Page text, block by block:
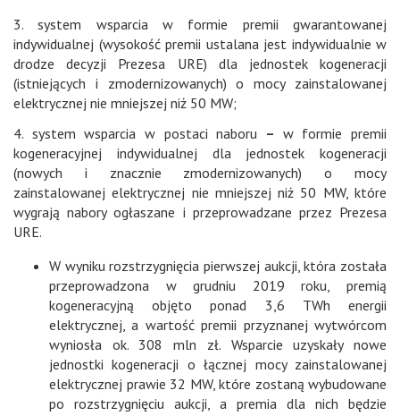
3. system wsparcia w formie premii gwarantowanej
indywidualnej (wysokość premii ustalana jest indywidualnie w
drodze decyzji Prezesa URE) dla jednostek kogeneracji
(istniejących i zmodernizowanych) o mocy zainstalowanej
elektrycznej nie mniejszej niż 50 MW;
4. system wsparcia w postaci naboru – w formie premii
kogeneracyjnej indywidualnej dla jednostek kogeneracji
(nowych i znacznie zmodernizowanych) o mocy
zainstalowanej elektrycznej nie mniejszej niż 50 MW, które
wygrają nabory ogłaszane i przeprowadzane przez Prezesa
URE.
W wyniku rozstrzygnięcia pierwszej aukcji, która została
przeprowadzona w grudniu 2019 roku, premią
kogeneracyjną objęto ponad 3,6 TWh energii
elektrycznej, a wartość premii przyznanej wytwórcom
wyniosła ok. 308 mln zł. Wsparcie uzyskały nowe
jednostki kogeneracji o łącznej mocy zainstalowanej
elektrycznej prawie 32 MW, które zostaną wybudowane
po rozstrzygnięciu aukcji, a premia dla nich będzie